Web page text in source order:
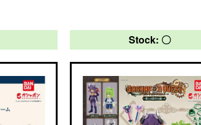
Stock: 〇